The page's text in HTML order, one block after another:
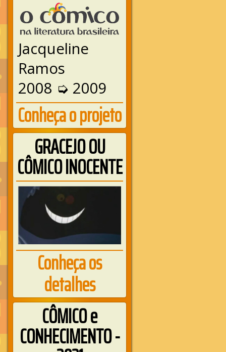
Jacqueline
Ramos
2008 ➭ 2009
Conheça o projeto
GRACEJO OU
CÔMICO INOCENTE
Conheça os
detalhes
CÔMICO e
CONHECIMENTO -